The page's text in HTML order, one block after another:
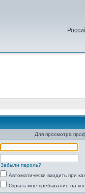
Для просмотра
Забыли пароль?
Автоматически входить при
Скрыть моё пребывание на